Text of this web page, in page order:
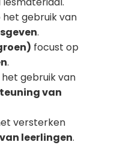
gebruik van
.
focust op
.
gebruik van
van
versterken
leerlingen.